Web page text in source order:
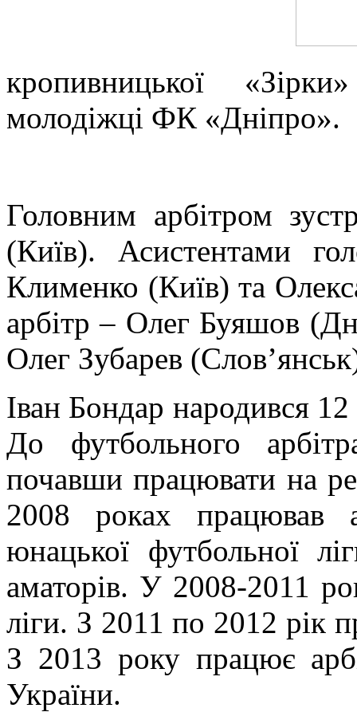
кропивницької
молодіжці ФК «Дніпро».
Головним арбітром
(Київ). Асистентами
Клименко (Київ) та
арбітр – Олег Буяшов
Олег Зубарев
Іван Бондар народився
До футбольного
почавши працювати на
2008 роках працював
юнацької футбольної
аматорів. У 2008-2011
ліги. З 2011 по 2012 рік
З 2013 року працює
України.